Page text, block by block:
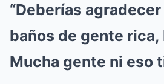
“Deberías
baños de gente rica,
Mucha gente ni eso